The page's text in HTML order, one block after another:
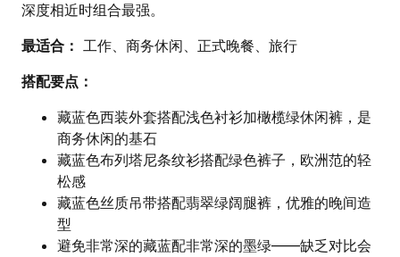
深度相近时组合最强。
最适合： 工作、商务休闲、正式晚餐、旅行
搭配要点：
藏蓝色西装外套搭配浅色衬衫加橄榄绿休闲裤，是
商务休闲的基石
藏蓝色布列塔尼条纹衫搭配绿色裤子，欧洲范的轻
松感
藏蓝色丝质吊带搭配翡翠绿阔腿裤，优雅的晚间造
型
避免非常深的藏蓝配非常深的墨绿——缺乏对比会